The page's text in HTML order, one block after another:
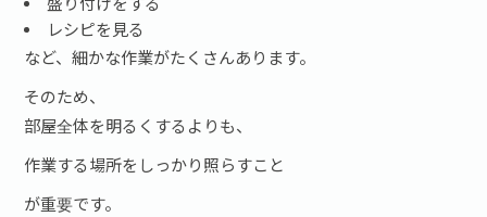
レシピを見る
など、細かな作業がたくさんあります。
そのため、
部屋全体を明るくするよりも、
作業する場所をしっかり照らすこと
が重要です。